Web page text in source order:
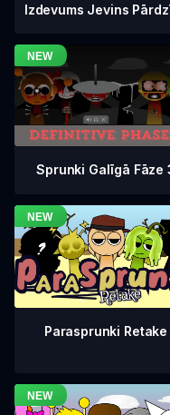
Izdevums Jevins
Sprunki Galīgā Fāze
Parasprunki Retake